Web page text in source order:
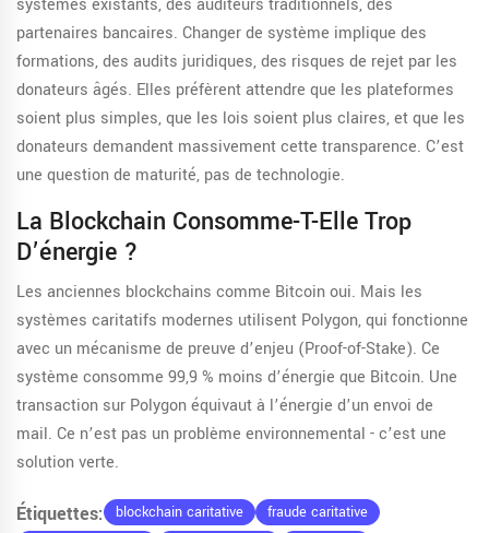
systèmes existants, des auditeurs traditionnels, des
partenaires bancaires. Changer de système implique des
formations, des audits juridiques, des risques de rejet par les
donateurs âgés. Elles préfèrent attendre que les plateformes
soient plus simples, que les lois soient plus claires, et que les
donateurs demandent massivement cette transparence. C’est
une question de maturité, pas de technologie.
La Blockchain Consomme-T-Elle Trop
D’énergie ?
Les anciennes blockchains comme Bitcoin oui. Mais les
systèmes caritatifs modernes utilisent Polygon, qui fonctionne
avec un mécanisme de preuve d’enjeu (Proof-of-Stake). Ce
système consomme 99,9 % moins d’énergie que Bitcoin. Une
transaction sur Polygon équivaut à l’énergie d’un envoi de
mail. Ce n’est pas un problème environnemental - c’est une
solution verte.
Étiquettes: blockchain caritative
fraude caritative